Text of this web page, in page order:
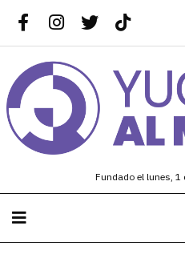
Fundado el lunes, 1